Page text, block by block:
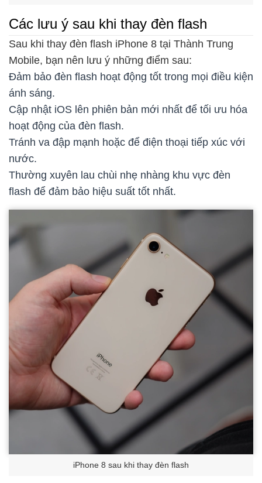
Các lưu ý sau khi thay đèn flash
Sau khi thay đèn flash iPhone 8 tại Thành Trung
Mobile, bạn nên lưu ý những điểm sau:
Đảm bảo đèn flash hoạt động tốt trong mọi điều kiện
ánh sáng.
Cập nhật iOS lên phiên bản mới nhất để tối ưu hóa
hoạt động của đèn flash.
Tránh va đập mạnh hoặc để điện thoại tiếp xúc với
nước.
Thường xuyên lau chùi nhẹ nhàng khu vực đèn
flash để đảm bảo hiệu suất tốt nhất.
iPhone 8 sau khi thay đèn flash